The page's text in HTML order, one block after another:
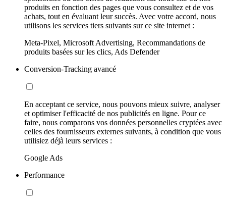
produits en fonction des pages que vous consultez et de vos
achats, tout en évaluant leur succès. Avec votre accord, nous
utilisons les services tiers suivants sur ce site internet :
Meta-Pixel, Microsoft Advertising, Recommandations de
produits basées sur les clics, Ads Defender
Conversion-Tracking avancé
En acceptant ce service, nous pouvons mieux suivre, analyser
et optimiser l'efficacité de nos publicités en ligne. Pour ce
faire, nous comparons vos données personnelles cryptées avec
celles des fournisseurs externes suivants, à condition que vous
utilisiez déjà leurs services :
Google Ads
Performance